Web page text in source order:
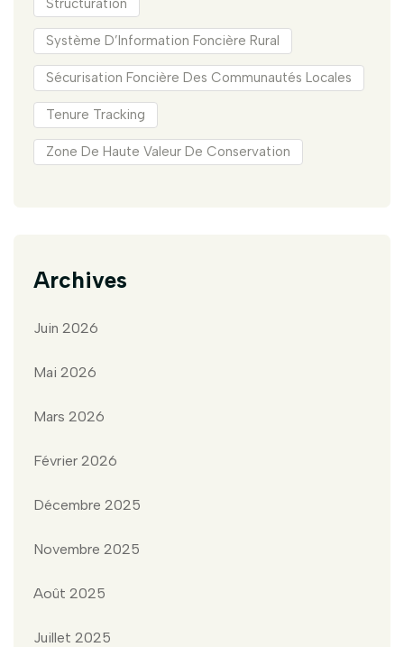
Structuration
Système D’Information Foncière Rural
Sécurisation Foncière Des Communautés Locales
Tenure Tracking
Zone De Haute Valeur De Conservation
Archives
Juin 2026
Mai 2026
Mars 2026
Février 2026
Décembre 2025
Novembre 2025
Août 2025
Juillet 2025